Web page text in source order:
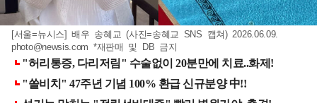
[서울=뉴시스] 배우 송혜교 (사진=송혜교 SNS 캡쳐) 2026.06.09.
photo@newsis.com *재판매 및 DB 금지